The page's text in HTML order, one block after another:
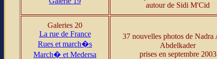
autour de Sidi M'Cid
Galeries 20
La rue de France
Rues et march�s
March� et Medersa
37 nouvelles photos de
Abdelkader
prises en septembre 2003